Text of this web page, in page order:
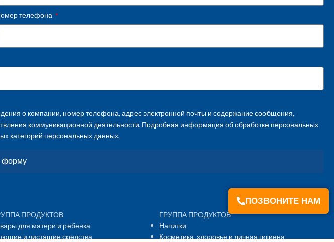
ПОЗВОНИТЕ НАМ
телефона
о компании, номер телефона, адрес электронной почты и содержание сообщения,
коммуникационной деятельности. Подробная информация об обработке персональных
категорий персональных данных.
форму
ПРОДУКТОВ
для матери и ребенка
и чистящие средства
ГРУППА ПРОДУКТОВ
Напитки
Косметика, здоровье и личная гигиена